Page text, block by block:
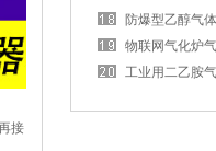
接
生方面怎样应
防爆型乙醇气
么？
物联网气化炉
要注意什么？
工业用二乙胺